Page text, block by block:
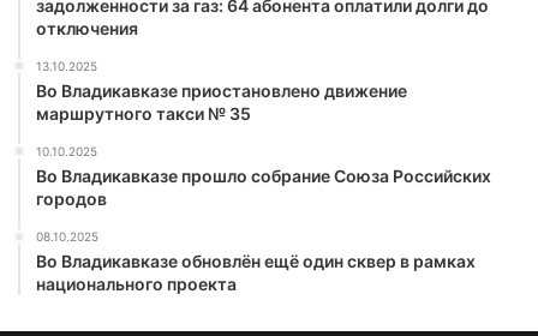
задолженности за газ: 64 абонента оплатили долги до
отключения
13.10.2025
Во Владикавказе приостановлено движение
маршрутного такси № 35
10.10.2025
Во Владикавказе прошло собрание Союза Российских
городов
08.10.2025
Во Владикавказе обновлён ещё один сквер в рамках
национального проекта